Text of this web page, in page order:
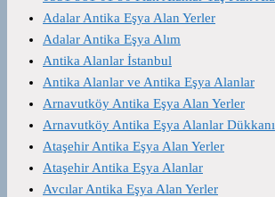
Adalar Antika Eşya Alan Yerler
Adalar Antika Eşya Alım
Antika Alanlar İstanbul
Antika Alanlar ve Antika Eşya Alanlar
Arnavutköy Antika Eşya Alan Yerler
Arnavutköy Antika Eşya Alanlar Dükkanı
Ataşehir Antika Eşya Alan Yerler
Ataşehir Antika Eşya Alanlar
Avcılar Antika Eşya Alan Yerler